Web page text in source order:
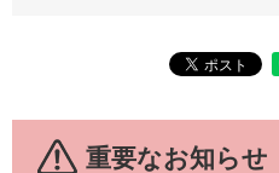
重要なお知らせ